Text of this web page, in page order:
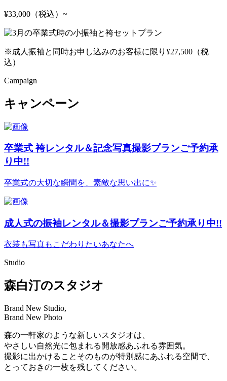
¥33,000 （税込） ~
※成人振袖と同時お申し込みのお客様に限り¥27,500（税
込）
Campaign
キャンペーン
卒業式 袴レンタル＆記念写真撮影プランご予約承
り中!!
卒業式の大切な瞬間を、素敵な思い出に✨
成人式の振袖レンタル＆撮影プランご予約承り中!!
衣装も写真もこだわりたいあなたへ
Studio
森白汀のスタジオ
Brand New Studio,
Brand New Photo
森の一軒家のような新しいスタジオは、
やさしい自然光に包まれる開放感あふれる雰囲気。
撮影に出かけることそのものが特別感にあふれる空間で、
とっておきの一枚を残してください。